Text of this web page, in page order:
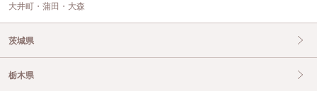
大井町・蒲田・大森
茨城県
栃木県